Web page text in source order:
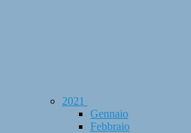
2021
Gennaio
Febbraio